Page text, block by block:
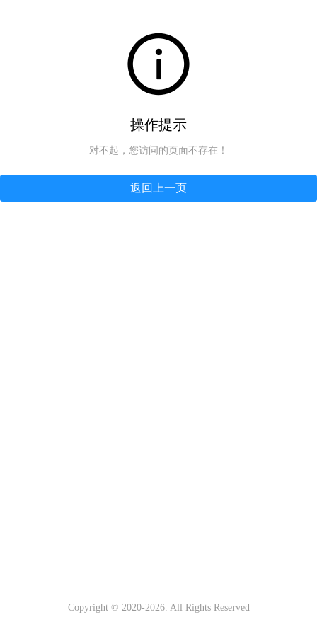
操作提示
对不起，您访问的页面不存在！
返回上一页
Copyright © 2020-2026. All Rights Reserved